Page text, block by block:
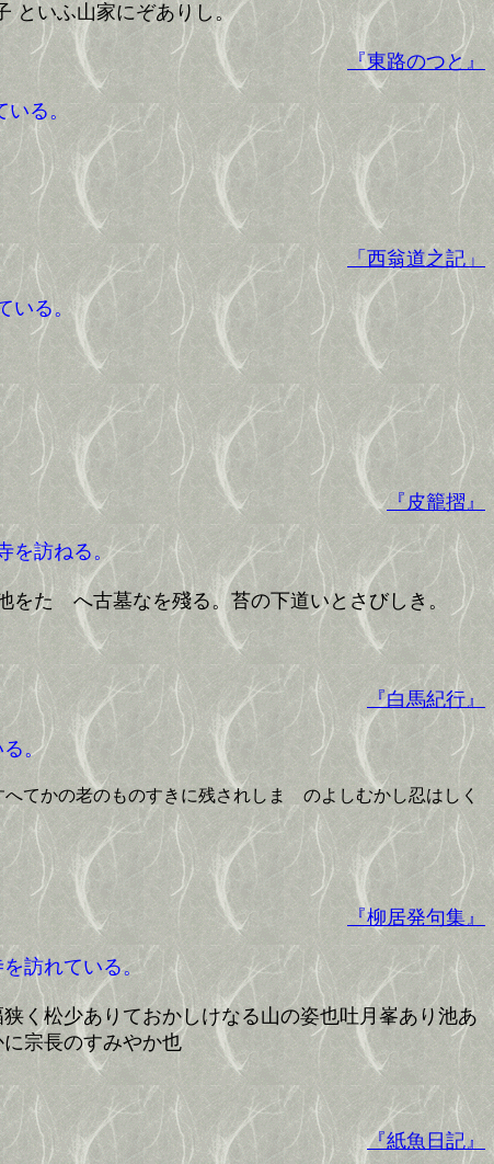
といふ山家にぞありし。
『東路のつと』
る。
「西翁道之記」
いる。
『皮籠摺』
を訪ねる。
たゝへ古墓なを殘る。苔の下道いとさびしき。
『白馬紀行』
。
てかの老のものすきに残されしまゝのよしむかし忍はしく
『柳居発句集』
訪れている。
く松少ありておかしけなる山の姿也吐月峯あり池あ
宗長のすみやか也
『紙魚日記』